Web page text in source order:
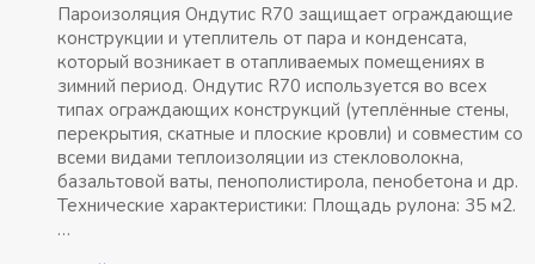
Пароизоляция Ондутис R70 защищает ограждающие
конструкции и утеплитель от пара и конденсата,
который возникает в отапливаемых помещениях в
зимний период. Ондутис R70 используется во всех
типах ограждающих конструкций (утеплённые стены,
перекрытия, скатные и плоские кровли) и совместим со
всеми видами теплоизоляции из стекловолокна,
базальтовой ваты, пенополистирола, пенобетона и др.
Технические характеристики: Площадь рулона: 35 м2.
…